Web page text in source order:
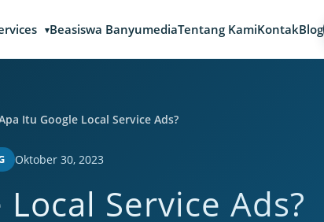
Beasiswa BanyumediaTentang KamiKontakBlog
Itu Google Local Service Ads?
Oktober 30, 2023
Service Ads?